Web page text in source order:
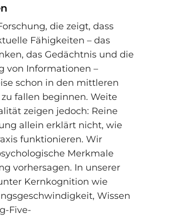
die zeigt, dass
Fähigkeiten – das
das Gedächtnis und die
von Informationen –
schon in den mittleren
fallen beginnen. Weite
zeigen jedoch: Reine
allein erklärt nicht, wie
funktionieren. Wir
Merkmale
vorhersagen. In unserer
Kernkognition wie
Wissen
Five-